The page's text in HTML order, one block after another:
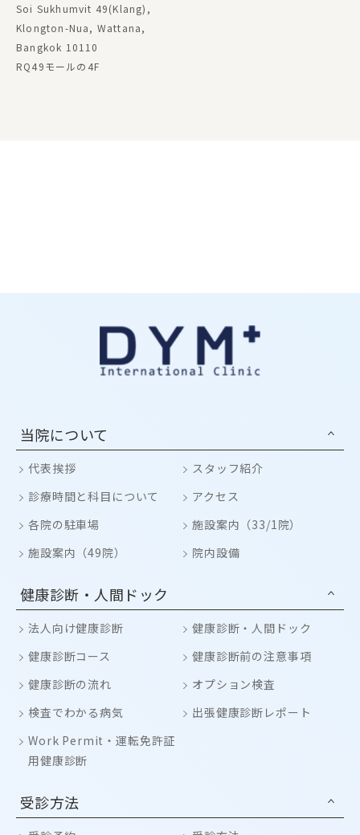
Soi Sukhumvit 49(Klang),
Klongton-Nua, Wattana,
Bangkok 10110
RQ49モールの4F
当院について
代表挨拶
スタッフ紹介
診療時間と科目について
アクセス
各院の駐車場
施設案内（33/1院）
施設案内（49院）
院内設備
健康診断・人間ドック
法人向け健康診断
健康診断・人間ドック
健康診断コース
健康診断前の注意事項
健康診断の流れ
オプション検査
検査でわかる病気
出張健康診断レポート
Work Permit・運転免許証
用健康診断
受診方法